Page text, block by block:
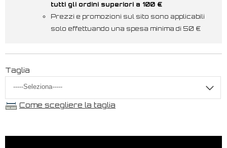
tutti gli ordini superiori a 100 €
Prezzi e promozioni sul sito sono applicabili
solo effettuando una spesa minima di 50 €
Taglia
Come scegliere la taglia